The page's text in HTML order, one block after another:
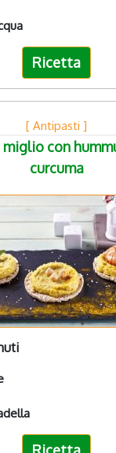
Ricetta
[ Antipasti ]
con
curcuma
Ricetta